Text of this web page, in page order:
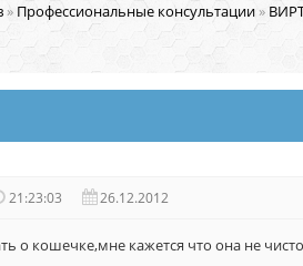
» Профессиональные консультации »
21:23:03 26.12.2012
о кошечке,мне кажется что она не